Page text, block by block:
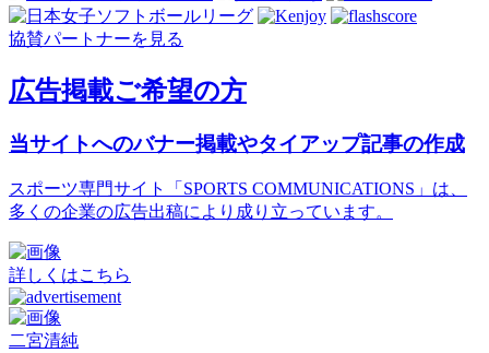
協賛パートナーを見る
広告掲載ご希望の方
当サイトへのバナー掲載やタイアップ記事の作成
スポーツ専門サイト「SPORTS COMMUNICATIONS」は、
多くの企業の広告出稿により成り立っています。
詳しくはこちら
二宮清純